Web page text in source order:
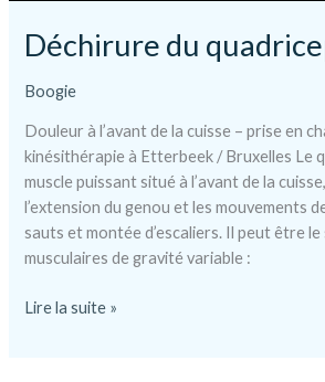
Déchirure du
Boogie
Douleur à l’avant de la cuisse – prise en
kinésithérapie à Etterbeek / Bruxelles Le
muscle puissant situé à l’avant de la
l’extension du genou et les mouvements
sauts et montée d’escaliers. Il peut être le
musculaires de gravité variable :
Déchirure
Lire la suite »